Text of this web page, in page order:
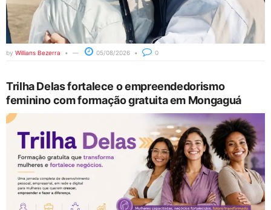
by Willians Bezerra 05/08/2026 0
Trilha Delas fortalece o empreendedorismo
feminino com formação gratuita em Mongaguá